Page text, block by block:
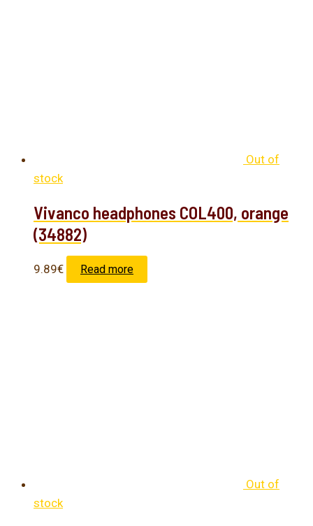
Out of
stock
Vivanco headphones COL400, orange
(34882)
9.89€ Read more
Out of
stock